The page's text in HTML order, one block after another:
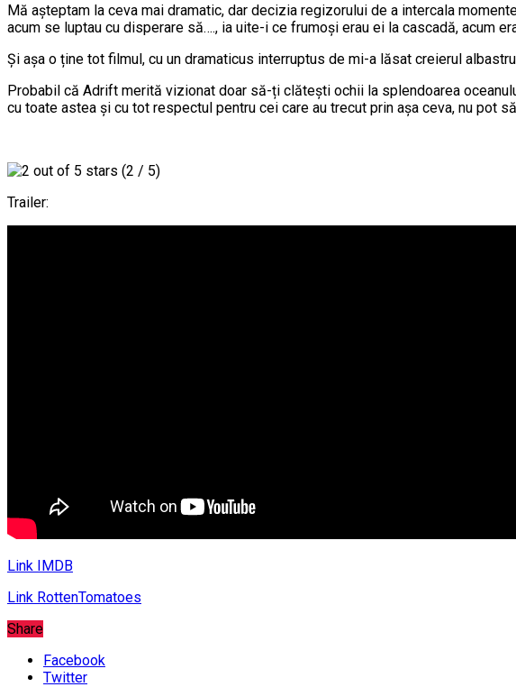
Mă așteptam la ceva mai dramatic, dar decizia regizorului de a intercala
acum se luptau cu disperare să…., ia uite-i ce frumoși erau ei la cascadă, acum
Și așa o ține tot filmul, cu un dramaticus interruptus de mi-a lăsat creierul
Probabil că Adrift merită vizionat doar să-ți clătești ochii la splendoarea
cu toate astea și cu tot respectul pentru cei care au trecut prin așa ceva, nu pot
(2 / 5)
Trailer:
Link IMDB
Link RottenTomatoes
Share
Facebook
Twitter